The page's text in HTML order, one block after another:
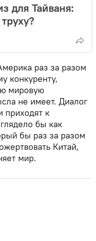
для Тайваня:
раз за разом
конкуренту,
мировую
не имеет. Диалог
приходят к
бы как
бы раз за разом
Китай,
мир.